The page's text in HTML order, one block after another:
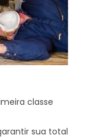
classe
sua total